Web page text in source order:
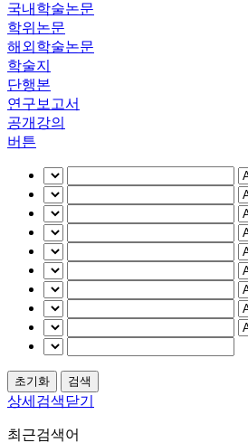
국내학술논문
학위논문
해외학술논문
학술지
단행본
연구보고서
공개강의
버튼
상세검색닫기
최근검색어